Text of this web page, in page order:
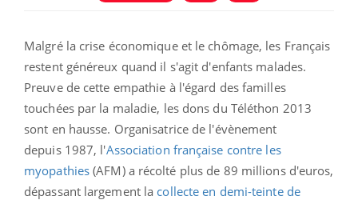
Malgré la crise économique et le chômage, les Français
restent généreux quand il s'agit d'enfants malades.
Preuve de cette empathie à l'égard des familles
touchées par la maladie, les dons du Téléthon 2013
sont en hausse. Organisatrice de l'évènement
depuis 1987, l'Association française contre les
myopathies (AFM) a récolté plus de 89 millions d'euros,
dépassant largement la collecte en demi-teinte de